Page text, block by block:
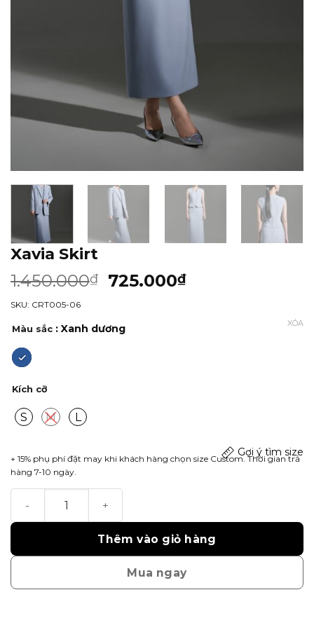
Xavia Skirt
1.450.000₫ 725.000₫
SKU: CRT005-06
Màu sắc : Xanh dương
Kích cỡ
S M L
XÓA
+ 15% phụ phí đặt may khi khách hàng chọn size Custom. Thời gian trả
hàng 7-10 ngày.
Gợi ý tìm size
Thêm vào giỏ hàng
Mua ngay